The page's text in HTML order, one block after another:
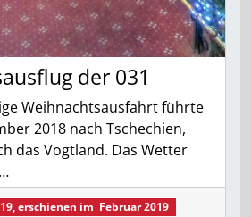
der 031
Weihnachtsausfahrt führte
2018 nach Tschechien,
das Vogtland. Das Wetter
, erschienen im Februar 2019